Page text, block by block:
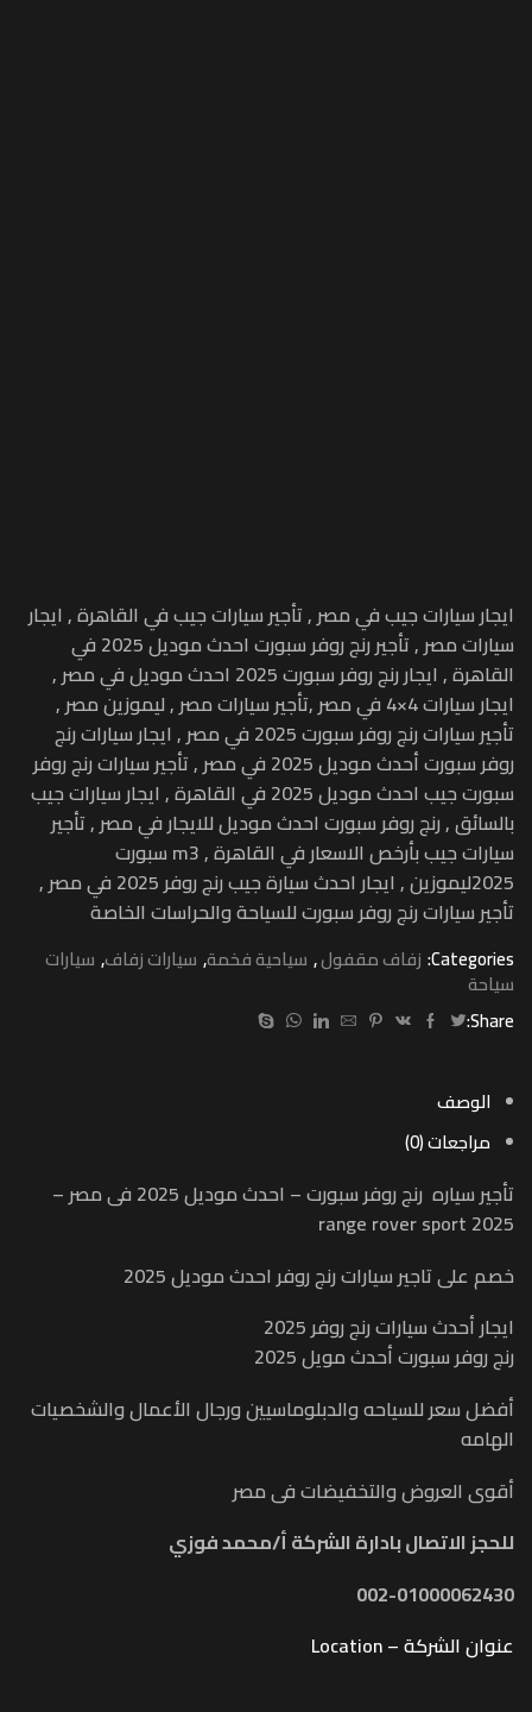
ايجار سيارات جيب في مصر , تأجير سيارات جيب في القاهرة , ايجار
سيارات مصر , تأجير رنج روفر سبورت احدث موديل 2025 في
القاهرة , ايجار رنج روفر سبورت 2025 احدث موديل في مصر ,
ايجار سيارات 4×4 في مصر ,تأجير سيارات مصر , ليموزين مصر ,
تأجير سيارات رنج روفر سبورت 2025 في مصر , ايجار سيارات رنج
روفر سبورت أحدث موديل 2025 في مصر , تأجير سيارات رنج روفر
سبورت جيب احدث موديل 2025 في القاهرة , ايجار سيارات جيب
بالسائق , رنج روفر سبورت احدث موديل للايجار في مصر , تأجير
سيارات جيب بأرخص الاسعار في القاهرة , m3 سبورت
2025ليموزين , ايجار احدث سيارة جيب رنج روفر 2025 في مصر ,
تأجير سيارات رنج روفر سبورت للسياحة والحراسات الخاصة
Categories: زفاف مقفول, سياحية فخمة, سيارات زفاف, سيارات
سياحة
Share:
الوصف
مراجعات (0)
تأجير سياره رنج روفر سبورت – احدث موديل 2025 فى مصر –
range rover sport 2025
خصم على تاجير سيارات رنج روفر احدث موديل 2025
ايجار أحدث سيارات رنج روفر 2025
رنج روفر سبورت أحدث مويل 2025
أفضل سعر للسياحه والدبلوماسيين ورجال الأعمال والشخصيات
الهامه
أقوى العروض والتخفيضات فى مصر
للحجز الاتصال بادارة الشركة أ/محمد فوزي
002-01000062430
عنوان الشركة – Location